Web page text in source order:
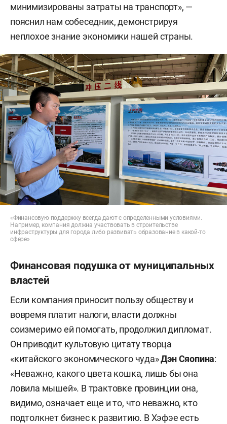
минимизированы затраты на транспорт», —
пояснил нам собеседник, демонстрируя
неплохое знание экономики нашей страны.
«Финансовую поддержку всегда дают с определенными условиями.
Например, компания должна участвовать в строительстве
инфраструктуры для города либо развивать образование в какой-то
сфере»
Финансовая подушка от муниципальных
властей
Если компания приносит пользу обществу и
вовремя платит налоги, власти должны
соизмеримо ей помогать, продолжил дипломат.
Он приводит культовую цитату творца
«китайского экономического чуда»Дэн Сяопина:
«Неважно, какого цвета кошка, лишь бы она
ловила мышей». В трактовке провинции она,
видимо, означает еще и то, что неважно, кто
подтолкнет бизнес к развитию. В Хэфэе есть